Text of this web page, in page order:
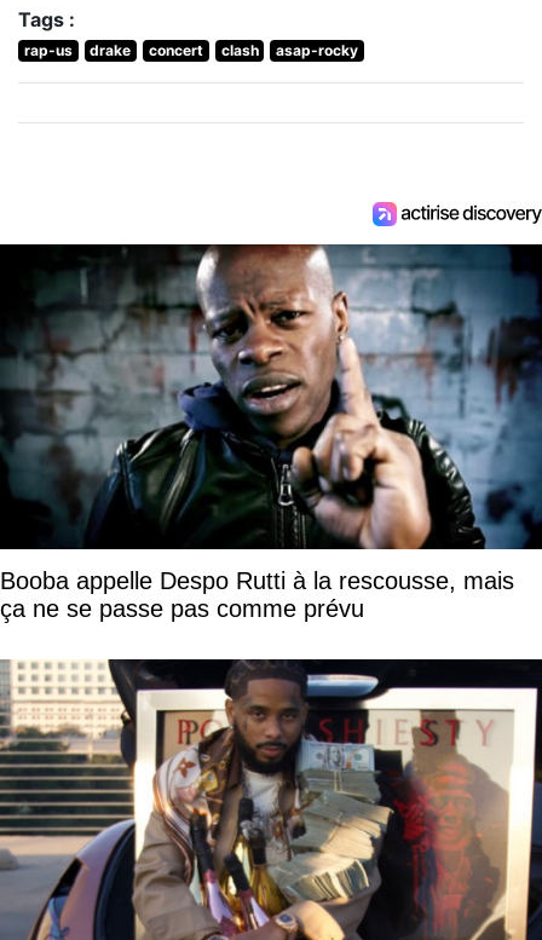
Tags :
rap-us drake concert clash asap-rocky
Booba appelle Despo Rutti à la rescousse, mais
ça ne se passe pas comme prévu